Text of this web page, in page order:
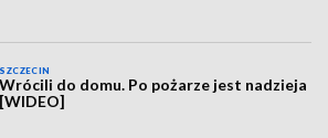
SZCZECIN
Wrócili do domu. Po pożarze jest nadzieja
[WIDEO]